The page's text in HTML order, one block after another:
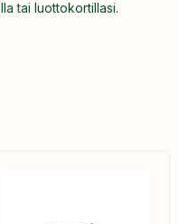
tai luottokortillasi.